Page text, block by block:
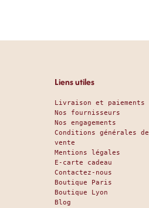
Liens utiles
Livraison et paiements
Nos fournisseurs
Nos engagements
Conditions générales de
vente
Mentions légales
E-carte cadeau
Contactez-nous
Boutique Paris
Boutique Lyon
Blog